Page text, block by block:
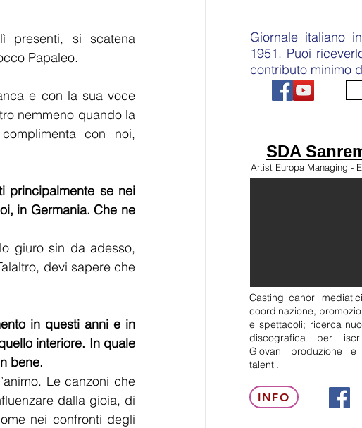
presenti, si scatena
Papaleo.
e con la sua voce
nemmeno quando la
con noi,
principalmente se nei
in Germania. Che ne
giuro sin da adesso,
devi sapere che
in questi anni e in
interiore. In quale
bene.
Le canzoni che
dalla gioia, di
nei confronti degli
Giornale italiano
1951. Puoi
contributo minimo
SDA
Artist Europa Managing -
Casting canori
coordinazione,
e spettacoli; ricerca
discografica per
Giovani produzione e
talenti.
INFO